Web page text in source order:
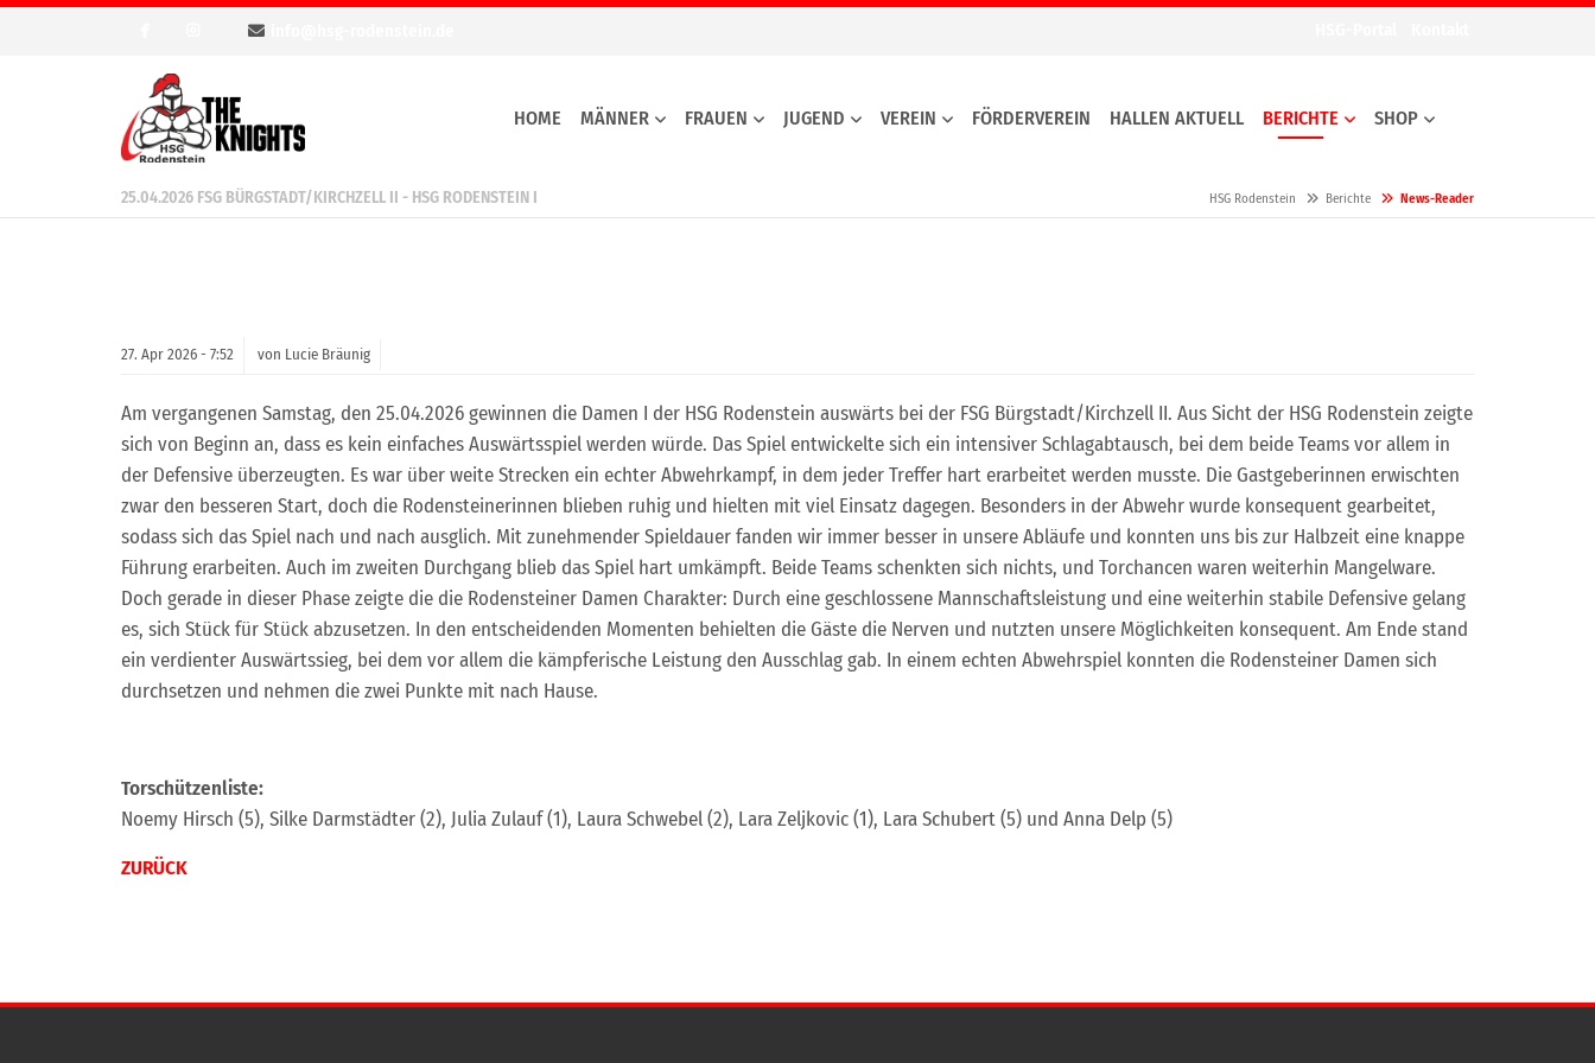
HOME MÄNNER FRAUEN JUGEND VEREIN FÖRDERVEREIN HALLEN AKTUELL BERICHTE SHOP
25.04.2026 FSG BÜRGSTADT/KIRCHZELL II - HSG RODENSTEIN I HSG Rodenstein Berichte News-Reader
27. Apr 2026 - 7:52 von Lucie Bräunig
Am vergangenen Samstag, den 25.04.2026 gewinnen die Damen I der HSG Rodenstein auswärts bei der FSG Bürgstadt/Kirchzell II. Aus Sicht der HSG Rodenstein zeigte
sich von Beginn an, dass es kein einfaches Auswärtsspiel werden würde. Das Spiel entwickelte sich ein intensiver Schlagabtausch, bei dem beide Teams vor allem in
der Defensive überzeugten. Es war über weite Strecken ein echter Abwehrkampf, in dem jeder Treffer hart erarbeitet werden musste. Die Gastgeberinnen erwischten
zwar den besseren Start, doch die Rodensteinerinnen blieben ruhig und hielten mit viel Einsatz dagegen. Besonders in der Abwehr wurde konsequent gearbeitet,
sodass sich das Spiel nach und nach ausglich. Mit zunehmender Spieldauer fanden wir immer besser in unsere Abläufe und konnten uns bis zur Halbzeit eine knappe
Führung erarbeiten. Auch im zweiten Durchgang blieb das Spiel hart umkämpft. Beide Teams schenkten sich nichts, und Torchancen waren weiterhin Mangelware.
Doch gerade in dieser Phase zeigte die die Rodensteiner Damen Charakter: Durch eine geschlossene Mannschaftsleistung und eine weiterhin stabile Defensive gelang
es, sich Stück für Stück abzusetzen. In den entscheidenden Momenten behielten die Gäste die Nerven und nutzten unsere Möglichkeiten konsequent. Am Ende stand
ein verdienter Auswärtssieg, bei dem vor allem die kämpferische Leistung den Ausschlag gab. In einem echten Abwehrspiel konnten die Rodensteiner Damen sich
durchsetzen und nehmen die zwei Punkte mit nach Hause.
Torschützenliste:
Noemy Hirsch (5), Silke Darmstädter (2), Julia Zulauf (1), Laura Schwebel (2), Lara Zeljkovic (1), Lara Schubert (5) und Anna Delp (5)
ZURÜCK